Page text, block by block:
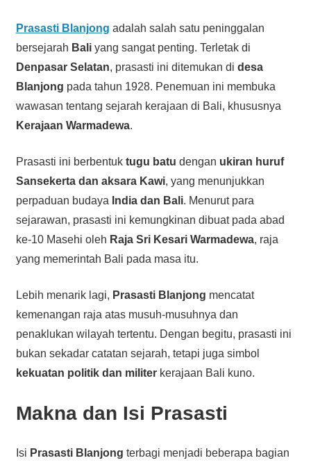
Prasasti Blanjong adalah salah satu peninggalan
bersejarah Baliyang sangat penting. Terletak di
Denpasar Selatan, prasasti ini ditemukan di desa
Blanjong pada tahun 1928. Penemuan ini membuka
wawasan tentang sejarah kerajaan di Bali, khususnya
Kerajaan Warmadewa.
Prasasti ini berbentuk tugu batu dengan ukiran huruf
Sansekerta dan aksara Kawi, yang menunjukkan
perpaduan budaya India dan Bali. Menurut para
sejarawan, prasasti ini kemungkinan dibuat pada abad
ke-10 Masehi oleh Raja Sri Kesari Warmadewa, raja
yang memerintah Bali pada masa itu.
Lebih menarik lagi, Prasasti Blanjong mencatat
kemenangan raja atas musuh-musuhnya dan
penaklukan wilayah tertentu. Dengan begitu, prasasti ini
bukan sekadar catatan sejarah, tetapi juga simbol
kekuatan politik dan militerkerajaan Bali kuno.
Makna dan Isi Prasasti
Isi Prasasti Blanjong terbagi menjadi beberapa bagian